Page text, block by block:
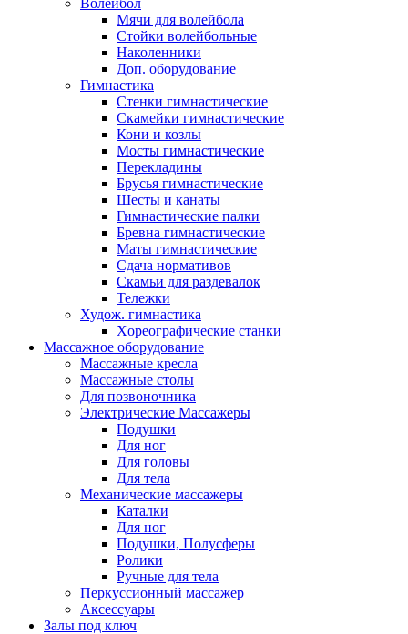
Волейбол
Мячи для волейбола
Стойки волейбольные
Наколенники
Доп. оборудование
Гимнастика
Стенки гимнастические
Скамейки гимнастические
Кони и козлы
Мосты гимнастические
Перекладины
Брусья гимнастические
Шесты и канаты
Гимнастические палки
Бревна гимнастические
Маты гимнастические
Сдача нормативов
Скамьи для раздевалок
Тележки
Худож. гимнастика
Xореографические станки
Массажное оборудование
Массажные кресла
Массажные столы
Для позвоночника
Электрические Массажеры
Подушки
Для ног
Для головы
Для тела
Механические массажеры
Каталки
Для ног
Подушки, Полусферы
Ролики
Ручные для тела
Перкуссионный массажер
Аксессуары
Залы под ключ